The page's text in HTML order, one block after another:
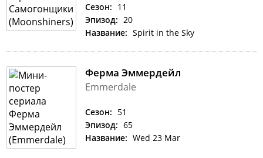
Сезон: 11
Эпизод: 20
Название: Spirit in the Sky
Ферма Эммердейл
Emmerdale
Сезон: 51
Эпизод: 65
Название: Wed 23 Mar